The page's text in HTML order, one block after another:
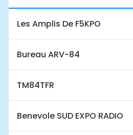
Les Amplis De F5KPO
Bureau ARV-84
TM84TFR
Benevole SUD EXPO RADIO